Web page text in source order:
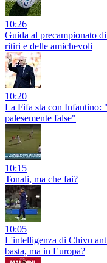
10:26
Guida al precampionato
ritiri e delle amichevoli
10:20
La Fifa sta con Infantino:
palesemente false"
10:15
Tonali, ma che fai?
10:05
L'intelligenza di Chivu
basta, ma in Europa?